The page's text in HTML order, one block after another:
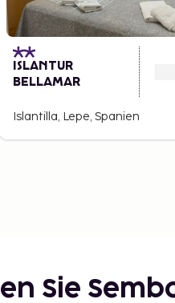
ISLANTUR
BELLAMAR
Islantilla, Lepe, Spanien
Sie